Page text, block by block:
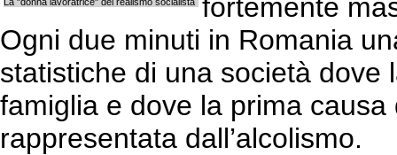
fortemente
Ogni due minuti in Romania
statistiche di una società dove
famiglia e dove la prima
rappresentata dall’alcolismo.